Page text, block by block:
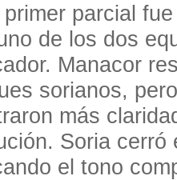
primer parcial
de los dos
Manacor
sorianos,
más
Soria cerró
el tono